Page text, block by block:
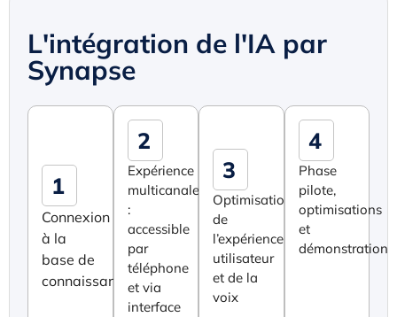
L'intégration de l'IA par
Synapse
Connexion
à la
base de
connaissances
1
2
Expérience
multicanale
:
accessible
par
téléphone
et via
interface
3
Optimisation
de
l’expérience
utilisateur
et de la
voix
4
Phase
pilote,
optimisations
et
démonstration